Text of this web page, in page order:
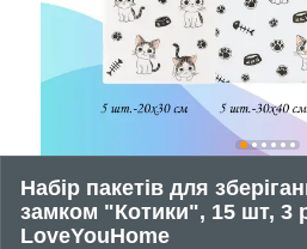
Набір пакетів для
замком "Котики", 15 шт, 3
LoveYouHome